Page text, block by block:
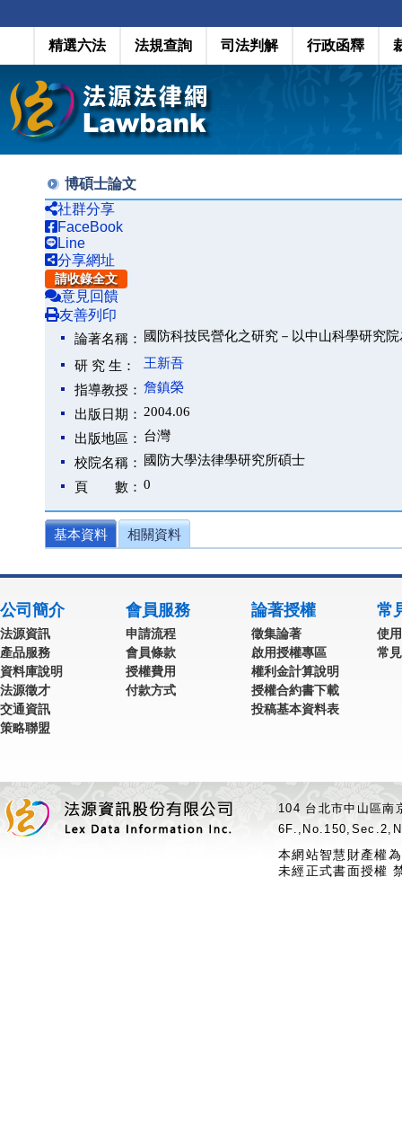
精選六法 法規查詢 司法判解 行政函釋
博碩士論文
社群分享
FaceBook
Line
分享網址
請收錄全文
意見回饋
友善列印
論著名稱： 國防科技民營化之研究－以中山科學研究
研 究 生：
王新吾
指導教授： 詹鎮榮
出版日期： 2004.06
出版地區： 台灣
校院名稱：
國防大學法律學研究所碩士
頁 數： 0
基本資料 相關資料
公司簡介
法源資訊
產品服務
資料庫說明
法源徵才
交通資訊
策略聯盟
會員服務
申請流程
會員條款
授權費用
付款方式
論著授權
徵集論著
啟用授權專區
權利金計算說明
授權合約書下載
投稿基本資料表
常
使
常
104 台北市中山區
本網站智慧財產權
未經正式書面授權